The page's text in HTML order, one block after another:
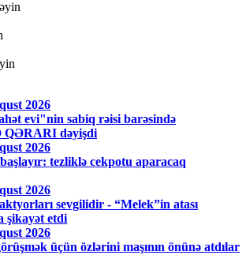
2026
evi"nin sabiq rəisi barəsində
dəyişdi
2026
tezliklə cekpotu aparacaq
2026
sevgilidir - “Melek”in atası
şikayət etdi
2026
üçün özlərini maşının önünə atdılar